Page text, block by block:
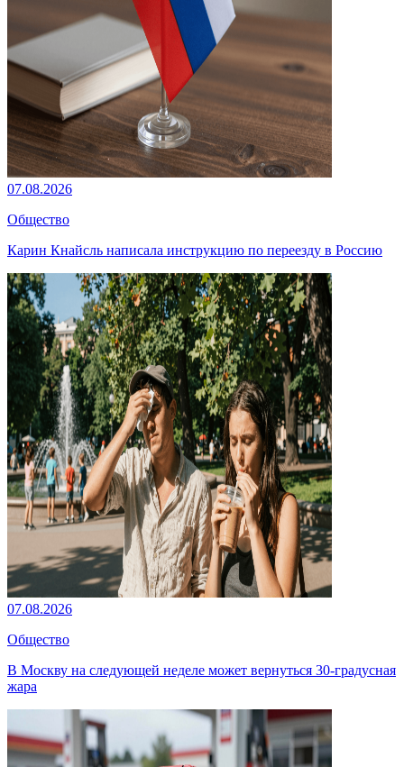
07.08.2026
Общество
Карин Кнайсль написала инструкцию по переезду в Россию
07.08.2026
Общество
В Москву на следующей неделе может вернуться 30-градусная
жара